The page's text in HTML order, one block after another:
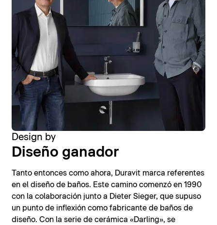
Design by
Diseño ganador
Tanto entonces como ahora, Duravit marca referentes
en el diseño de baños. Este camino comenzó en 1990
con la colaboración junto a Dieter Sieger, que supuso
un punto de inflexión como fabricante de baños de
diseño. Con la serie de cerámica «Darling», se